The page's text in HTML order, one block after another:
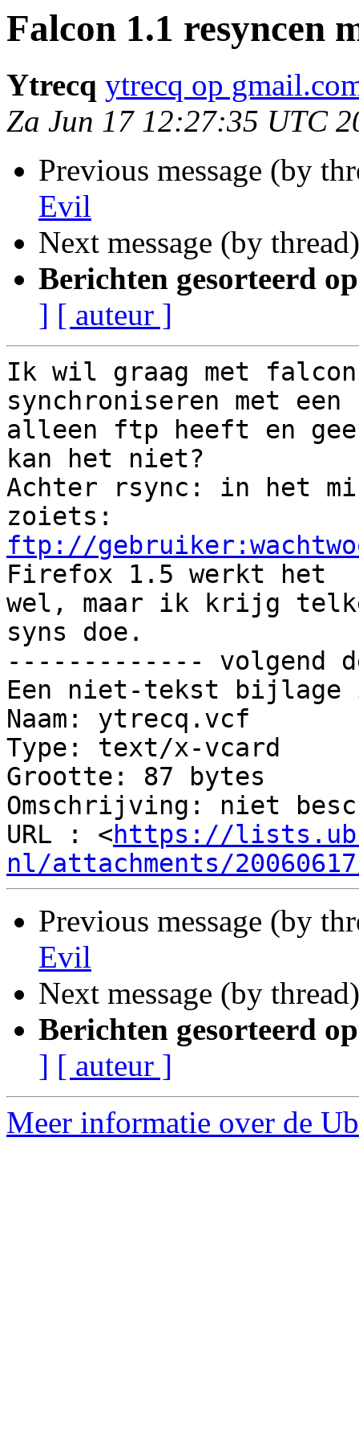
Falcon 1.1 resyncen
Ytrecq ytrecq op
Za Jun 17 12:27:35 UTC
Previous message (by
Evil
Next message (by
Berichten gesorteerd
] [ auteur ]
Ik wil graag met falcon
synchroniseren met
alleen ftp heeft en
kan het niet?
Achter rsync: in het
ftp://
Firefox 1.5 werkt het
wel, maar ik krijg
syns doe.
------------- volgend
Een niet-tekst
Naam: ytrecq.vcf
Type: text/x-vcard
Grootte: 87 bytes
Omschrijving: niet
URL : <https://
nl/attachments/
Previous message (by
Evil
Next message (by
Berichten gesorteerd
] [ auteur ]
Meer informatie over de